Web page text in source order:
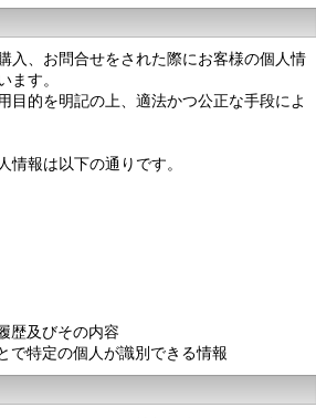
入、お問合せをされた際にお客様の個人情
ます。
目的を明記の上、適法かつ公正な手段によ
情報は以下の通りです。
歴及びその内容
で特定の個人が識別できる情報